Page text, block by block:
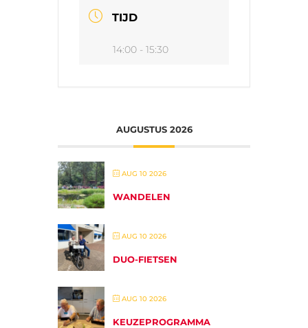
TIJD
14:00 - 15:30
AUGUSTUS 2026
AUG 10 2026
WANDELEN
AUG 10 2026
DUO-FIETSEN
AUG 10 2026
KEUZEPROGRAMMA